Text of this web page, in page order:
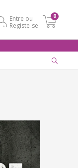
Entre ou
Registe-se
0